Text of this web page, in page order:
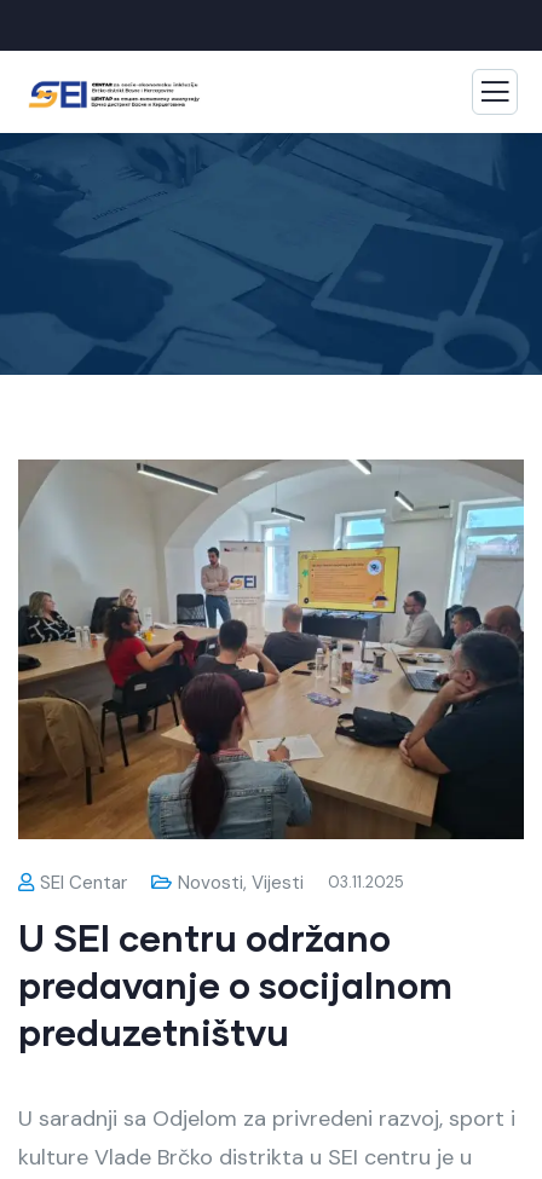
SEI Centar Novosti, Vijesti 03.11.2025
U SEI centru održano
predavanje o socijalnom
preduzetništvu
U saradnji sa Odjelom za privredeni razvoj, sport i
kulture Vlade Brčko distrikta u SEI centru je u